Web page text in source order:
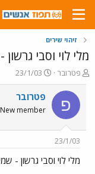
זיהוי שירים
מלי לוי וסבי
פ
ו
ת
ח
ה
ש
א
פטרובר
פ
ו
ר
ם
ר
23/1/03
פ פטרובר
New member
23/1/03
מלי לוי וסבי גרשון -